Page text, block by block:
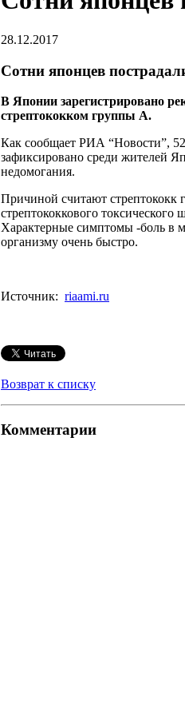
28.12.2017
Сотни японцев
В Японии зарегистрировано
стрептококком группы А.
Как сообщает РИА “Новости”,
зафиксировано среди жителей
недомогания.
Причиной считают
стрептококкового токсического
Характерные симптомы -боль в
организму очень быстро.
Источник: riaami.ru
Возврат к списку
Комментарии